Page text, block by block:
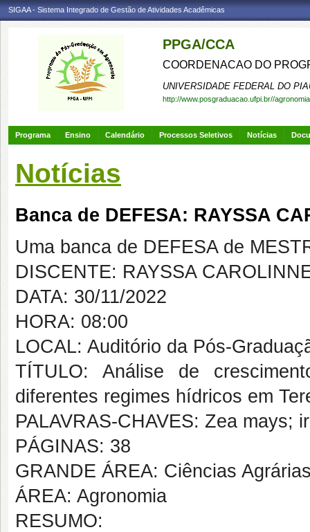
SIGAA - Sistema Integrado de Gestão de Atividades Acadêmicas
PPGA/CCA
COORDENACAO DO
UNIVERSIDADE FEDERAL DO
http://www.posgraduacao.ufpi.br//agronomia
Programa Ensino Calendário Processos Seletivos Notícias
Notícias
Banca de DEFESA: RAYSSA
Uma banca de DEFESA de
DISCENTE: RAYSSA
DATA: 30/11/2022
HORA: 08:00
LOCAL: Auditório da Pós-
TÍTULO: Análise de
diferentes regimes hídricos em
PALAVRAS-CHAVES: Zea mays;
PÁGINAS: 38
GRANDE ÁREA: Ciências
ÁREA: Agronomia
RESUMO: